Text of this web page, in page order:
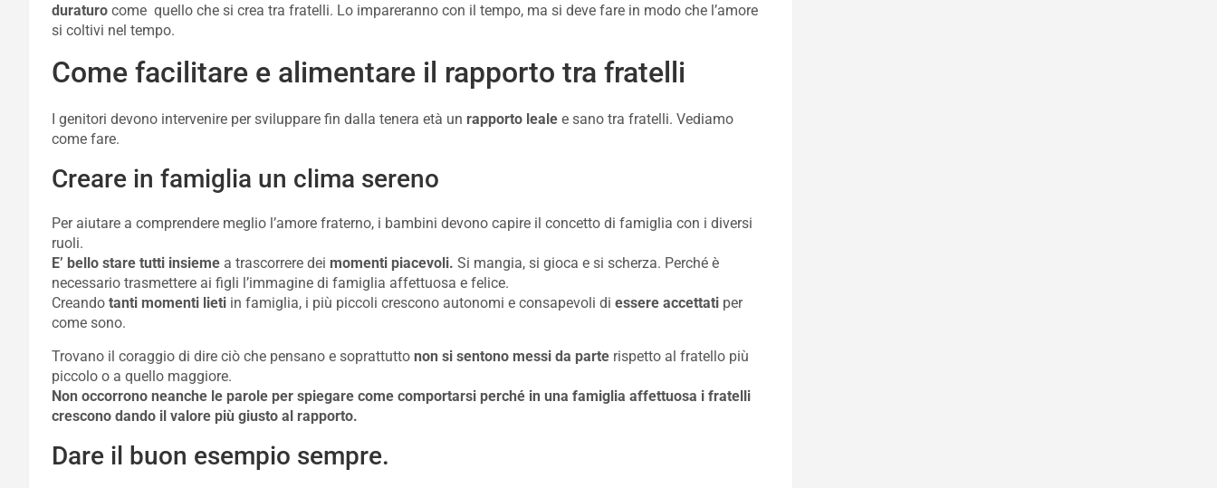
duraturo come quello che si crea tra fratelli. Lo impareranno con il tempo, ma si deve fare in modo che l’amore
si coltivi nel tempo.
Come facilitare e alimentare il rapporto tra fratelli
I genitori devono intervenire per sviluppare fin dalla tenera età un rapporto leale e sano tra fratelli. Vediamo
come fare.
Creare in famiglia un clima sereno
Per aiutare a comprendere meglio l’amore fraterno, i bambini devono capire il concetto di famiglia con i diversi
ruoli.
E’ bello stare tutti insieme a trascorrere dei momenti piacevoli. Si mangia, si gioca e si scherza. Perché è
necessario trasmettere ai figli l’immagine di famiglia affettuosa e felice.
Creando tanti momenti lieti in famiglia, i più piccoli crescono autonomi e consapevoli di essere accettati per
come sono.
Trovano il coraggio di dire ciò che pensano e soprattutto non si sentono messi da parte rispetto al fratello più
piccolo o a quello maggiore.
Non occorrono neanche le parole per spiegare come comportarsi perché in una famiglia affettuosa i fratelli
crescono dando il valore più giusto al rapporto.
Dare il buon esempio sempre.